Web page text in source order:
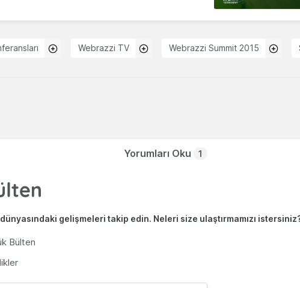
Webrazzi TV Webrazzi Summit 2015
Yorumları Oku 1
gelişmeleri takip edin. Neleri size ulaştırmamızı
Bülten